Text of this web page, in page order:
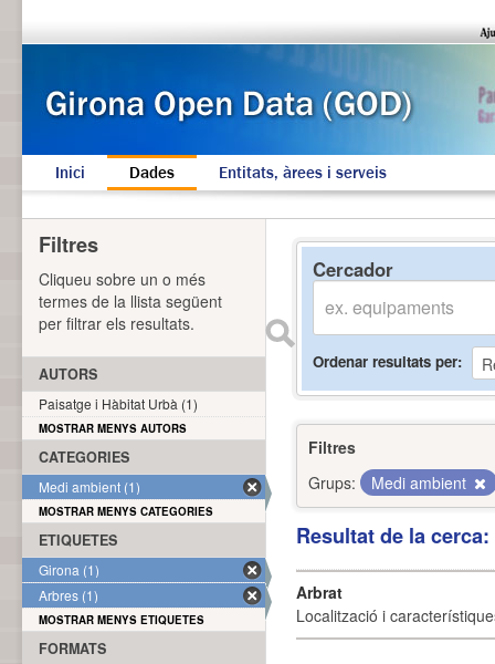
Inici Dades Entitats, àrees i serveis
Cercador
Ordenar resultats per
Filtres
Grups:
Medi ambient
Resultat de la
Arbrat
Localització i
Filtres
Cliqueu sobre un o més
termes de la llista següent
per filtrar els resultats.
AUTORS
Paisatge i Hàbitat Urbà (1)
MOSTRAR MENYS AUTORS
CATEGORIES
Medi ambient (1)
MOSTRAR MENYS CATEGORIES
ETIQUETES
Girona (1)
Arbres (1)
MOSTRAR MENYS ETIQUETES
FORMATS